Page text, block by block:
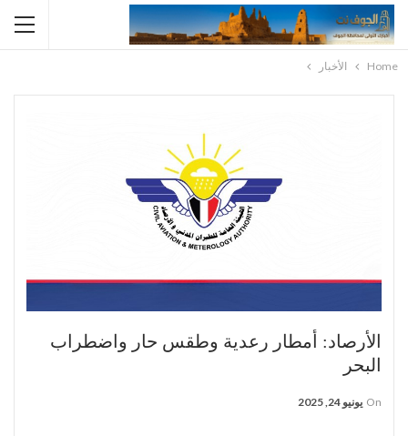
Home الأخبار
الأرصاد: أمطار رعدية وطقس حار واضطراب
البحر
On يونيو 24, 2025